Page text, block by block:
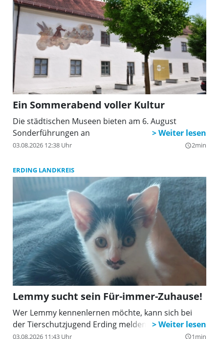
Ein Sommerabend voller Kultur
Die städtischen Museen bieten am 6. August
Sonderführungen an
03.08.2026 12:38 Uhr query_builder2min
ERDING LANDKREIS
Lemmy sucht sein Für-immer-Zuhause!
Wer Lemmy kennenlernen möchte, kann sich bei
der Tierschutzjugend Erding melden.
03.08.2026 11:43 Uhr query_builder1min